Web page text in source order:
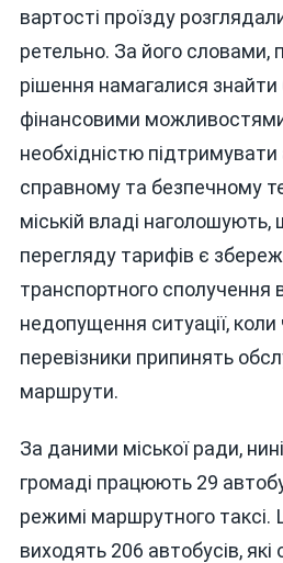
вартості проїзду
ретельно. За його словами,
рішення намагалися
фінансовими можливостями
необхідністю
справному та безпечному
міській владі
перегляду тарифів є
транспортного сполучення
недопущення ситуації, коли
перевізники припинять
маршрути.
За даними міської ради,
громаді працюють 29
режимі маршрутного
виходять 206 автобусів,